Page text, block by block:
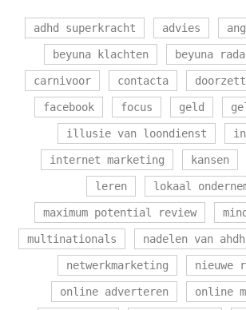
adhd superkracht advies
beyuna klachten beyuna
carnivoor contacta
facebook focus geld
illusie van loondienst
internet marketing kansen
leren lokaal
maximum potential review
multinationals nadelen van ahdh
netwerkmarketing nieuwe
online adverteren online